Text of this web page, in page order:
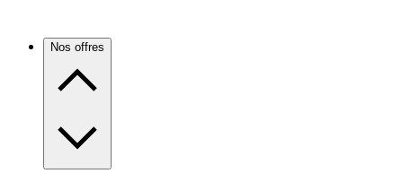
Nos offres